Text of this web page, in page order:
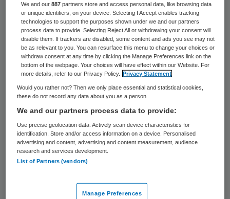
Maar waarom wordt dat keer op keer
geroepen? Wie moet er worden overtuigd
dat het ook echt zo is? Dat goede zorg
inderdaad draait om wat de patiënt wil en
nodig heeft? Dat de dokter naar de patiënt
kijkt en niet naar zijn beeldscherm.
Het is een bekende grap in de zorg. De
patiënt moet centraal staan, maar liefst
niet in de weg. Want dan wordt het lastig.
houden. En daar is de zorg natuurlijk niet op
We and our887 partners store and access personal data, like browsing data
or unique identifiers, on your device. Selecting I Accept enables tracking
technologies to support the purposes shown under we and our partners
process data to provide. Selecting Reject All or withdrawing your consent will
disable them. If trackers are disabled, some content and ads you see may not
be as relevant to you. You can resurface this menu to change your choices or
withdraw consent at any time by clicking the Manage Preferences link on the
bottom of the webpage. Your choices will have effect within our Website. For
more details, refer to our Privacy Policy.
Privacy Statement
Would you rather not? Then we only place essential and statistical cookies,
these do not record any data about you as a person
We and our partners process data to provide:
Use precise geolocation data. Actively scan device characteristics for
identification. Store and/or access information on a device. Personalised
advertising and content, advertising and content measurement, audience
research and services development.
List of Partners (vendors)
Manage Preferences